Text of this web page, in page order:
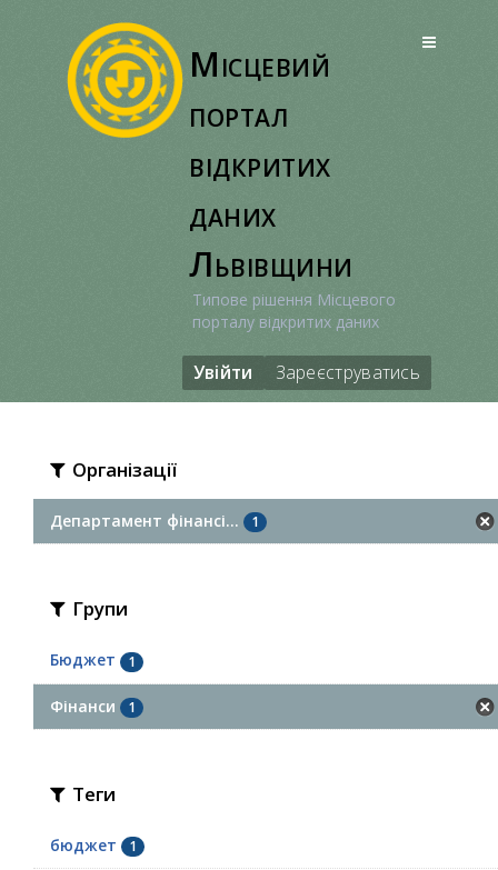
Місцевий
портал
відкритих
даних
Львівщини
Типове рішення Місцевого
порталу відкритих даних
Увійти Зареєструватись
Організації
Департамент фінансі... 1
Групи
Бюджет 1
Фінанси 1
Теги
бюджет 1